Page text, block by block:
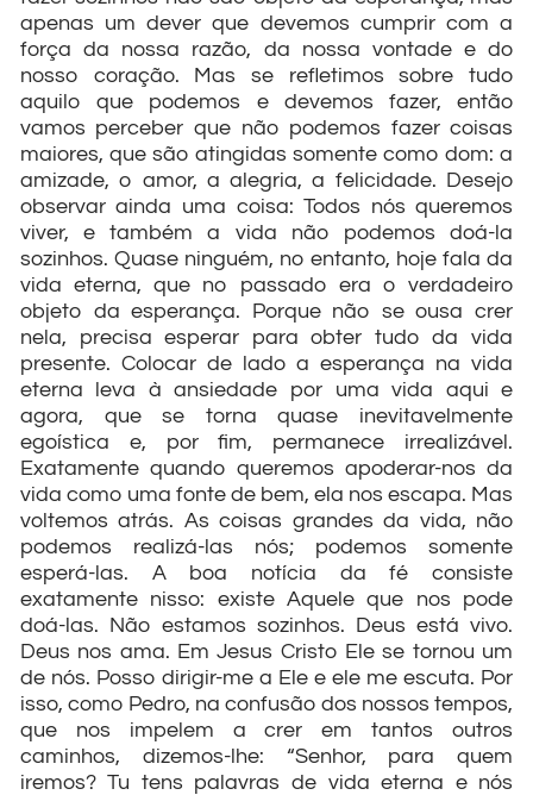
apenas um dever que devemos cumprir com a
força da nossa razão, da nossa vontade e do
nosso coração. Mas se refletimos sobre tudo
aquilo que podemos e devemos fazer, então
vamos perceber que não podemos fazer coisas
maiores, que são atingidas somente como dom: a
amizade, o amor, a alegria, a felicidade. Desejo
observar ainda uma coisa: Todos nós queremos
viver, e também a vida não podemos doá-la
sozinhos. Quase ninguém, no entanto, hoje fala da
vida eterna, que no passado era o verdadeiro
objeto da esperança. Porque não se ousa crer
nela, precisa esperar para obter tudo da vida
presente. Colocar de lado a esperança na vida
eterna leva à ansiedade por uma vida aqui e
agora, que se torna quase inevitavelmente
egoística e, por fim, permanece irrealizável.
Exatamente quando queremos apoderar-nos da
vida como uma fonte de bem, ela nos escapa. Mas
voltemos atrás. As coisas grandes da vida, não
podemos realizá-las nós; podemos somente
esperá-las. A boa notícia da fé consiste
exatamente nisso: existe Aquele que nos pode
doá-las. Não estamos sozinhos. Deus está vivo.
Deus nos ama. Em Jesus Cristo Ele se tornou um
de nós. Posso dirigir-me a Ele e ele me escuta. Por
isso, como Pedro, na confusão dos nossos tempos,
que nos impelem a crer em tantos outros
caminhos, dizemos-lhe: “Senhor, para quem
iremos? Tu tens palavras de vida eterna e nós